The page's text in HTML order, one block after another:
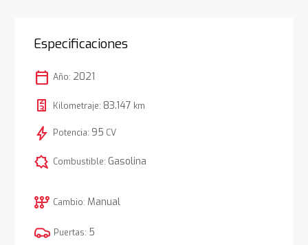
Especificaciones
calendar_today Año: 2021
Kilometraje: 83.147 km
bolt Potencia: 95 CV
comic_bubble Combustible: Gasolina
auto_transmission Cambio: Manual
Puertas: 5